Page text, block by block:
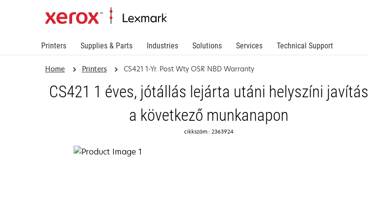
Printers Supplies & Parts Industries Solutions Services Technical Support
Home Printers CS421 1-Yr. Post Wty OSR NBD Warranty
CS421 1 éves, jótállás lejárta utáni helyszíni javítás
a következő munkanapon
cikkszám:: 2363924